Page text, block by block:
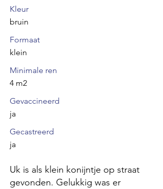
Kleur
bruin
Formaat
klein
Minimale ren
4 m2
Gevaccineerd
ja
Gecastreerd
ja
Uk is als klein konijntje op straat
gevonden. Gelukkig was er